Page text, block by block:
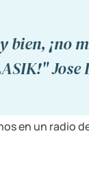
bien, ¡no
Jose
en un radio